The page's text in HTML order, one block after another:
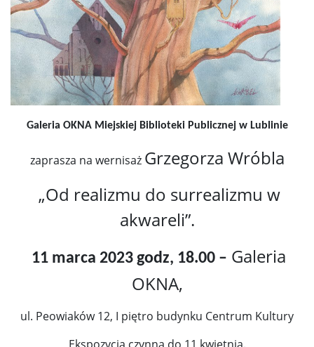
Galeria OKNA Miejskiej Biblioteki Publicznej w Lublinie
zaprasza na wernisaż Grzegorza Wróbla
„Od realizmu do surrealizmu w
akwareli”.
11 marca 2023 godz, 18.00 – Galeria
OKNA,
ul. Peowiaków 12, I piętro budynku Centrum Kultury